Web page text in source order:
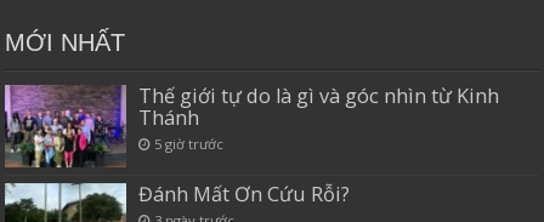
MỚI NHẤT
Thế giới tự do là gì và góc nhìn từ Kinh
Thánh
5 giờ trước
Đánh Mất Ơn Cứu Rỗi?